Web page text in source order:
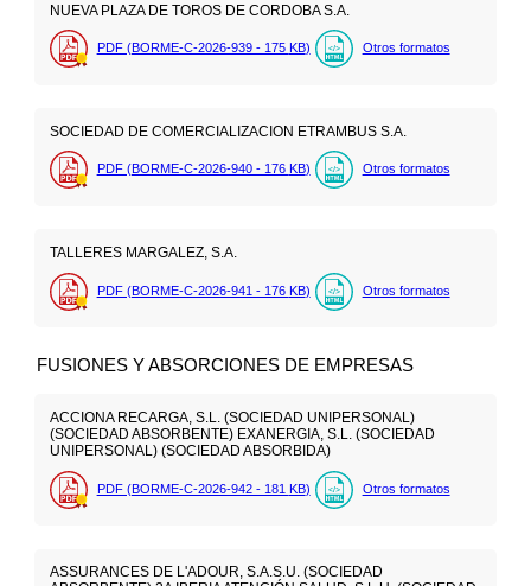
NUEVA PLAZA DE TOROS DE CORDOBA S.A.
PDF (BORME-C-2026-939 - 175 KB) Otros formatos
SOCIEDAD DE COMERCIALIZACION ETRAMBUS S.A.
PDF (BORME-C-2026-940 - 176 KB) Otros formatos
TALLERES MARGALEZ, S.A.
PDF (BORME-C-2026-941 - 176 KB) Otros formatos
FUSIONES Y ABSORCIONES DE EMPRESAS
ACCIONA RECARGA, S.L. (SOCIEDAD UNIPERSONAL)
(SOCIEDAD ABSORBENTE) EXANERGIA, S.L. (SOCIEDAD
UNIPERSONAL) (SOCIEDAD ABSORBIDA)
PDF (BORME-C-2026-942 - 181 KB) Otros formatos
ASSURANCES DE L'ADOUR, S.A.S.U. (SOCIEDAD